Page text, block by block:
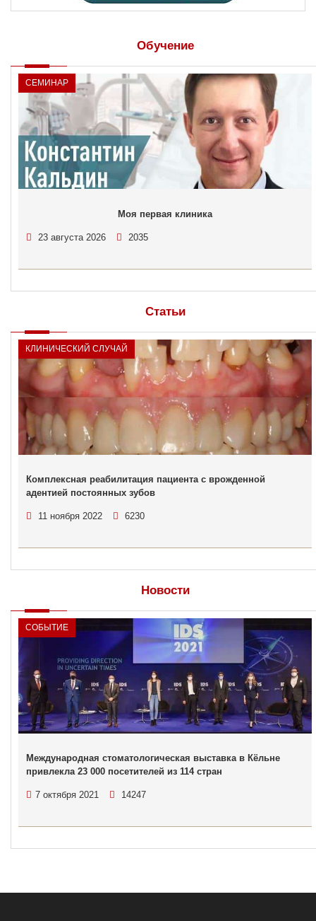
Обучение
СЕМИНАР
Моя первая клиника
23 августа 2026 2035
Статьи
КЛИНИЧЕСКИЙ СЛУЧАЙ
Комплексная реабилитация пациента с врожденной
адентией постоянных зубов
11 ноября 2022 6230
Новости
СОБЫТИЕ
Международная стоматологическая выставка в Кёльне
привлекла 23 000 посетителей из 114 стран
7 октября 2021 14247